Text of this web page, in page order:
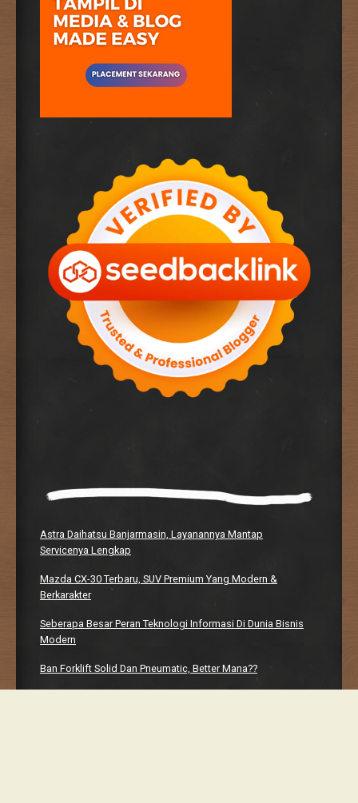
Astra Daihatsu Banjarmasin, Layanannya Mantap
Servicenya Lengkap
Mazda CX-30 Terbaru, SUV Premium Yang Modern &
Berkarakter
Seberapa Besar Peran Teknologi Informasi Di Dunia Bisnis
Modern
Ban Forklift Solid Dan Pneumatic, Better Mana??